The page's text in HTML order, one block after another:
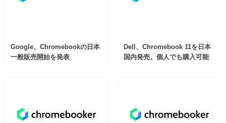
Google、Chromebookの日本
一般販売開始を発表
Dell、Chromebook 11を日本
国内発売。個人でも購入可能